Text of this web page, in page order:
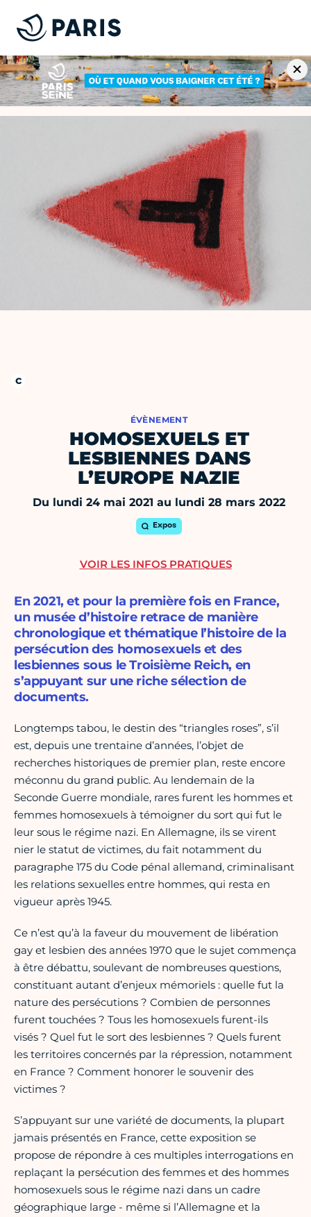
ÉVÈNEMENT
HOMOSEXUELS ET
LESBIENNES DANS
L’EUROPE NAZIE
Du lundi 24 mai 2021 au lundi 28 mars 2022
Expos
En 2021, et pour la première fois en France,
un musée d’histoire retrace de manière
chronologique et thématique l’histoire de la
persécution des homosexuels et des
lesbiennes sous le Troisième Reich, en
s’appuyant sur une riche sélection de
documents.
Longtemps tabou, le destin des “triangles roses”, s’il
est, depuis une trentaine d’années, l’objet de
recherches historiques de premier plan, reste encore
méconnu du grand public. Au lendemain de la
Seconde Guerre mondiale, rares furent les hommes et
femmes homosexuels à témoigner du sort qui fut le
leur sous le régime nazi. En Allemagne, ils se virent
nier le statut de victimes, du fait notamment du
paragraphe 175 du Code pénal allemand, criminalisant
les relations sexuelles entre hommes, qui resta en
vigueur après 1945.
Ce n’est qu’à la faveur du mouvement de libération
gay et lesbien des années 1970 que le sujet commença
à être débattu, soulevant de nombreuses questions,
constituant autant d’enjeux mémoriels : quelle fut la
nature des persécutions ? Combien de personnes
furent touchées ? Tous les homosexuels furent-ils
visés ? Quel fut le sort des lesbiennes ? Quels furent
les territoires concernés par la répression, notamment
en France ? Comment honorer le souvenir des
victimes ?
S’appuyant sur une variété de documents, la plupart
jamais présentés en France, cette exposition se
propose de répondre à ces multiples interrogations en
replaçant la persécution des femmes et des hommes
homosexuels sous le régime nazi dans un cadre
géographique large - même si l’Allemagne et la
VOIR LES INFOS PRATIQUES